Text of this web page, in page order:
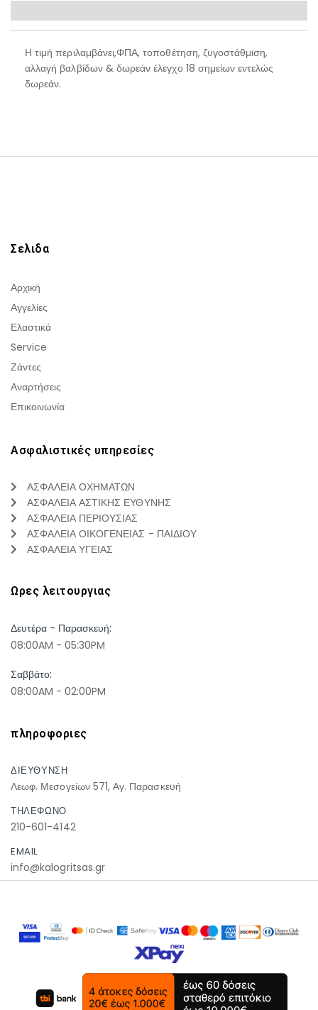
Η τιμή περιλαμβάνει,ΦΠΑ, τοποθέτηση, ζυγοστάθμιση,
αλλαγή βαλβίδων & δωρεάν έλεγχο 18 σημείων εντελώς
δωρεάν.
Σελιδα
Αρχική
Αγγελίες
Ελαστικά
Service
Ζάντες
Αναρτήσεις
Επικοινωνία
Ασφαλιστικές υπηρεσίες
ΑΣΦΑΛΕΙΑ ΟΧΗΜΑΤΩΝ
ΑΣΦΑΛΕΙΑ ΑΣΤΙΚΗΣ ΕΥΘΥΝΗΣ
ΑΣΦΑΛΕΙΑ ΠΕΡΙΟΥΣΙΑΣ
ΑΣΦΑΛΕΙΑ ΟΙΚΟΓΕΝΕΙΑΣ - ΠΑΙΔΙΟΥ
ΑΣΦΑΛΕΙΑ ΥΓΕΙΑΣ
Ωρες λειτουργιας
Δευτέρα - Παρασκευή:
08:00AM - 05:30PM
Σαββάτο:
08:00AM - 02:00PM
πληροφοριες
ΔΙΕΥΘΥΝΣΗ
Λεωφ. Μεσογείων 571, Αγ. Παρασκευή
ΤΗΛΕΦΩΝΟ
210-601-4142
EMAIL
info@kalogritsas.gr